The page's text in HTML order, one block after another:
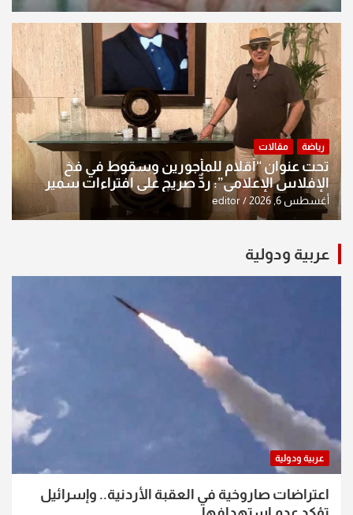
رياضة مقالات
تحت عنوان “أقلام للمأجورين وسقوط في فخ
الإفلاس الإعلامي”: ردٌّ صريح على افتراءات سمير
الشكرجي
أغسطس 6, 2026 editor
عربية ودولية
عربية ودولية
اعتراضات صاروخية في العقبة الأردنية.. وإسرائيل